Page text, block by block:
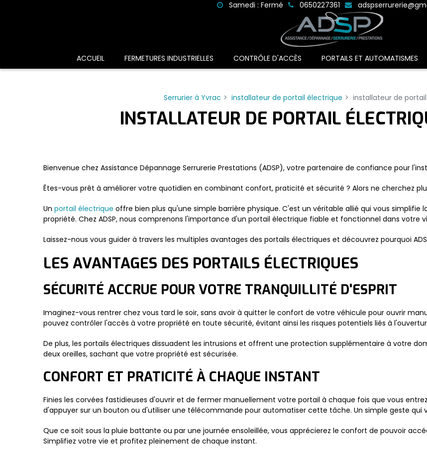
Samedi : Fermé 0650227361
ACCUEIL FERMETURES INDUSTRIELLES CONTRÔLE D'ACCÈS PORTAILS ET AUTOMATISMES
Serrurier à Yvrac installateur de portail électrique installateur de
INSTALLATEUR DE PORTAIL
Bienvenue chez Assistance Dépannage Serrurerie Prestations (ADSP), votre partenaire de confiance pour
Êtes-vous prêt à améliorer votre quotidien en combinant confort, praticité et sécurité ? Alors ne cherchez
Un portail électrique offre bien plus qu'une simple barrière physique. C'est un véritable allié qui vous
propriété. Chez ADSP, nous comprenons l'importance d'un portail électrique fiable et fonctionnel dans votre
Laissez-nous vous guider à travers les multiples avantages des portails électriques et découvrez pourquoi
LES AVANTAGES DES PORTAILS ÉLECTRIQUES
SÉCURITÉ ACCRUE POUR VOTRE TRANQUILLITÉ D'ESPRIT
Imaginez-vous rentrer chez vous tard le soir, sans avoir à quitter le confort de votre véhicule pour ouvrir
pouvez contrôler l'accès à votre propriété en toute sécurité, évitant ainsi les risques potentiels liés à
De plus, les portails électriques dissuadent les intrusions et offrent une protection supplémentaire à votre
deux oreilles, sachant que votre propriété est sécurisée.
CONFORT ET PRATICITÉ À CHAQUE INSTANT
Finies les corvées fastidieuses d'ouvrir et de fermer manuellement votre portail à chaque fois que vous
d'appuyer sur un bouton ou d'utiliser une télécommande pour automatiser cette tâche. Un simple geste
Que ce soit sous la pluie battante ou par une journée ensoleillée, vous apprécierez le confort de pouvoir
Simplifiez votre vie et profitez pleinement de chaque instant.